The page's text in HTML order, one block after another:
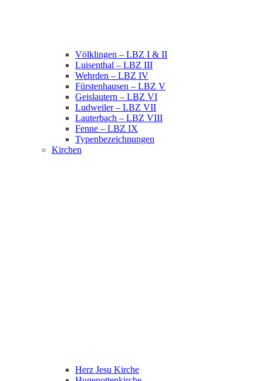
Völklingen – LBZ I & II
Luisenthal – LBZ III
Wehrden – LBZ IV
Fürstenhausen – LBZ V
Geislautern – LBZ VI
Ludweiler – LBZ VII
Lauterbach – LBZ VIII
Fenne – LBZ IX
Typenbezeichnungen
Kirchen
Herz Jesu Kirche